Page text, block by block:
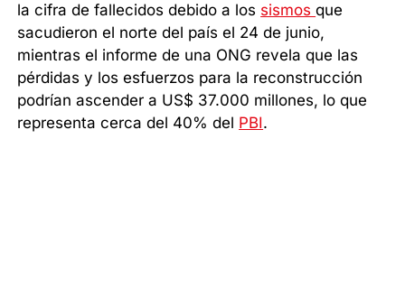
la cifra de fallecidos debido a los sismosque
sacudieron el norte del país el 24 de junio,
mientras el informe de una ONG revela que las
pérdidas y los esfuerzos para la reconstrucción
podrían ascender a US$ 37.000 millones, lo que
representa cerca del 40% del PBI.